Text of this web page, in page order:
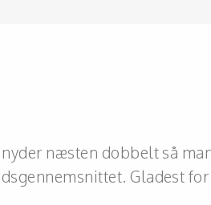
næsten dobbelt så
Gladest